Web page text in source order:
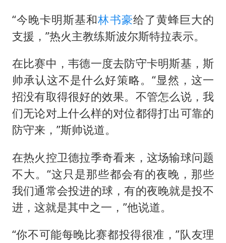
“今晚卡明斯基和林书豪给了黄蜂巨大的
支援，”热火主教练斯波尔斯特拉表示。
在比赛中，韦德一度去防守卡明斯基，斯
帅承认这不是什么好策略。“显然，这一
招没有取得很好的效果。不管怎么说，我
们无论对上什么样的对位都得打出可靠的
防守来，”斯帅说道。
在热火控卫德拉季奇看来，这场输球问题
不大。“这只是那些都会有的夜晚，那些
我们通常会投进的球，有的夜晚就是投不
进，这就是其中之一，”他说道。
“你不可能每晚比赛都投得很准，”队友理